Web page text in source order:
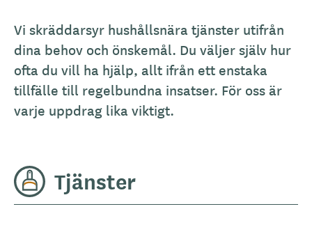
Vi skräddarsyr hushållsnära tjänster utifrån
dina behov och önskemål. Du väljer själv hur
ofta du vill ha hjälp, allt ifrån ett enstaka
tillfälle till regelbundna insatser. För oss är
varje uppdrag lika viktigt.
Tjänster